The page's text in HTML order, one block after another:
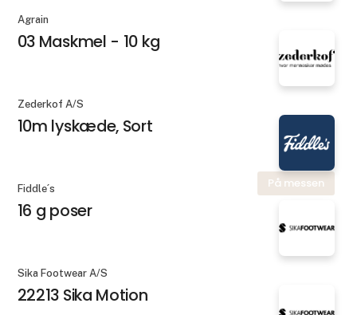
Agrain
03 Maskmel - 10 kg
Zederkof A/S
10m lyskæde, Sort
På messen
Fiddle´s
16 g poser
Sika Footwear A/S
22213 Sika Motion